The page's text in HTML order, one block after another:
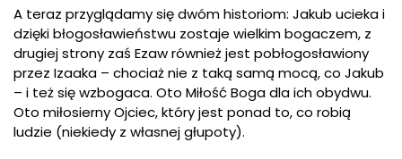
A teraz przyglądamy się dwóm historiom: Jakub ucieka i
dzięki błogosławieństwu zostaje wielkim bogaczem, z
drugiej strony zaś Ezaw również jest pobłogosławiony
przez Izaaka – chociaż nie z taką samą mocą, co Jakub
– i też się wzbogaca. Oto Miłość Boga dla ich obydwu.
Oto miłosierny Ojciec, który jest ponad to, co robią
ludzie (niekiedy z własnej głupoty).